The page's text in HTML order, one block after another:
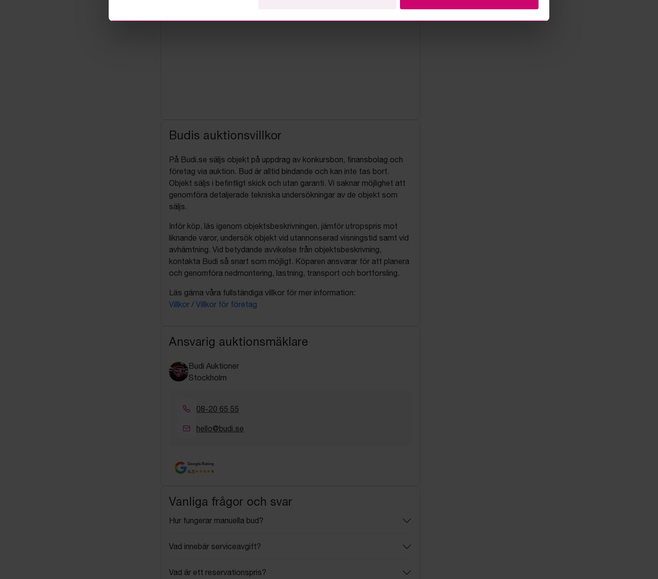
Budis auktionsvillkor
På Budi.se säljs objekt på uppdrag av konkursbon, finansbolag och
företag via auktion. Bud är alltid bindande och kan inte tas bort.
Objekt säljs i befintligt skick och utan garanti. Vi saknar möjlighet att
genomföra detaljerade tekniska undersökningar av de objekt som
säljs.
Inför köp, läs igenom objektsbeskrivningen, jämför utropspris mot
liknande varor, undersök objekt vid utannonserad visningstid samt vid
avhämtning. Vid betydande avvikelse från objektsbeskrivning,
kontakta Budi så snart som möjligt. Köparen ansvarar för att planera
och genomföra nedmontering, lastning, transport och bortforsling.
Läs gärna våra fullständiga villkor för mer information:
Villkor / Villkor för företag
Ansvarig auktionsmäklare
Budi Auktioner
Stockholm
08-20 65 55
hello@budi.se
Google Rating
4.5
Vanliga frågor och svar
Hur fungerar manuella bud?
Vad innebär serviceavgift?
Vad är ett reservationspris?